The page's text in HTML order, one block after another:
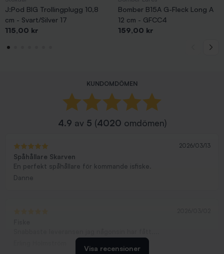
J:Pod BIG Trollingplugg 10,8
cm - Svart/Silver 17
Pris
115,00 kr
Bomber B15A G-Fleck Long A
12 cm - GFCC4
Pris
159,00 kr
KUNDOMDÖMEN
4.9 av 5 (4020 omdömen)
2026/03/13
Spåhållare Skarven
En perfekt spåhållare för kommande isfiske.
Danne
Visa recensioner